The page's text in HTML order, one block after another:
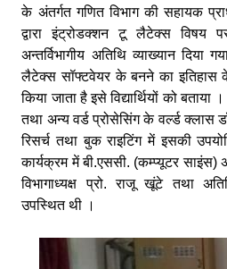
के अंतर्गत गणित विभाग की सहायक
द्वारा इंट्रोडक्शन टू लैटेक्स विषय
अन्तर्विभागीय अतिथि व्याख्यान दिया
लैटेक्स सॉफ्टवेयर के बनने का इतिहास
किया जाता है इसे विद्यार्थियों को बताया
तथा अन्य वर्ड प्रोसेसिंग के वर्ल्ड क्लास
रिसर्च तथा बुक राइटिंग में इसकी
कार्यक्रम में बी.एससी. (कम्प्यूटर साइंस)
विभागाध्यक्ष प्रो. राजू खूंटे तथा
उपस्थित थी ।